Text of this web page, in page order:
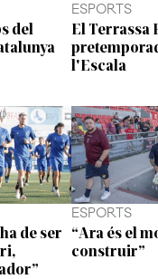
del
ESPORTS
El Terrassa
l'Escala
de ser
ESPORTS
“Ara és el
construir”